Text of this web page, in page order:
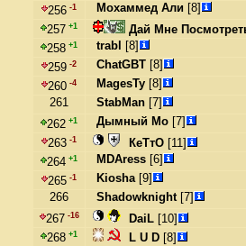
256 -1 Мохаммед Али [8]
257 +1
Дай Мне
258 +1 trabl
[8]
259 -2 ChatGBT [8]
260 -4 MagesTy [8]
261
StabMan [7]
262 +1 Дымный Мо [7]
263 -1 КеТтО [11]
264 +1 MDAress [6]
265 -1 Kiosha[9]
266
Shadowknight[7]
267 -16 DaiL [10]
268 +1 L U D [8]